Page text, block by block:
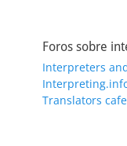
Foros sobre
Interpreters
Translators cafe